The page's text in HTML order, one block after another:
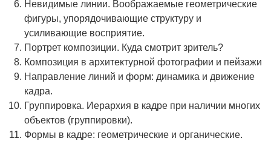
Невидимые линии. Воображаемые геометрические
фигуры, упорядочивающие структуру и
усиливающие восприятие.
Портрет композиции. Куда смотрит зритель?
Композиция в архитектурной фотографии и пейзажи
Направление линий и форм: динамика и движение
кадра.
Группировка. Иерархия в кадре при наличии многих
объектов (группировки).
Формы в кадре: геометрические и органические.